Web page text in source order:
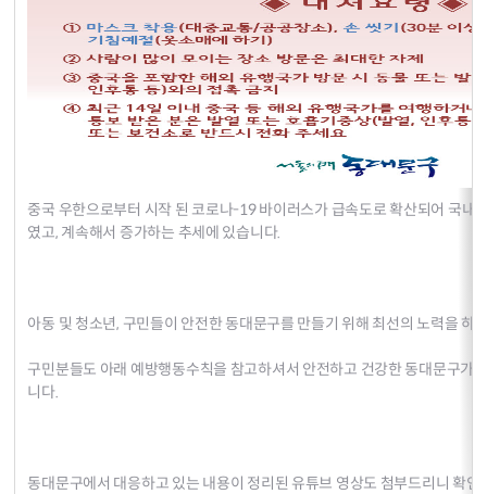
중국 우한으로부터 시작 된 코로나-19 바이러스가 급속도로 확산되어 국내
였고, 계속해서 증가하는 추세에 있습니다.
아동 및 청소년, 구민들이 안전한 동대문구를 만들기 위해 최선의 노력을 하
구민분들도 아래 예방행동수칙을 참고하셔서 안전하고 건강한 동대문구가
니다.
동대문구에서 대응하고 있는 내용이 정리된 유튜브 영상도 첨부드리니 확인